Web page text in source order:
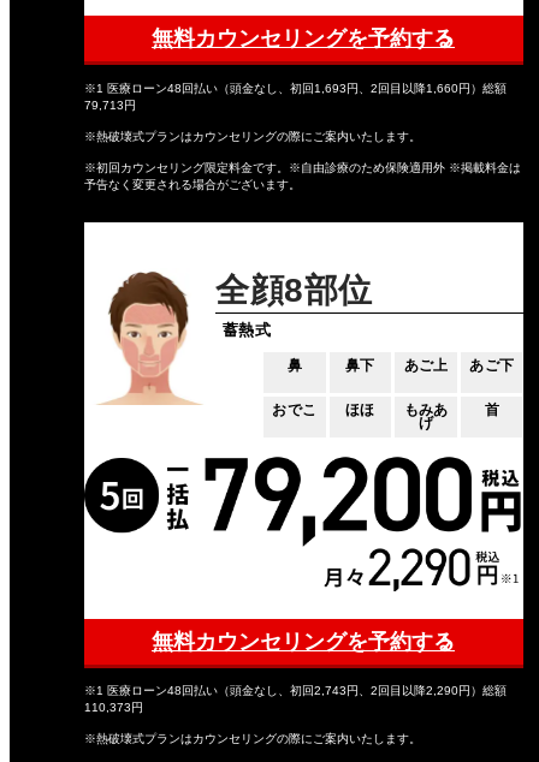
無料カウンセリングを予約する
※1 医療ローン48回払い（頭金なし、初回1,693円、2回目以降1,660円）総額
79,713円
※熱破壊式プランはカウンセリングの際にご案内いたします。
※初回カウンセリング限定料金です。※自由診療のため保険適用外 ※掲載料金は
予告なく変更される場合がございます。
全顔8部位
蓄熱式
鼻 鼻下 あご上 あご下
おでこ ほほ もみあ
げ
首
無料カウンセリングを予約する
※1 医療ローン48回払い（頭金なし、初回2,743円、2回目以降2,290円）総額
110,373円
※熱破壊式プランはカウンセリングの際にご案内いたします。